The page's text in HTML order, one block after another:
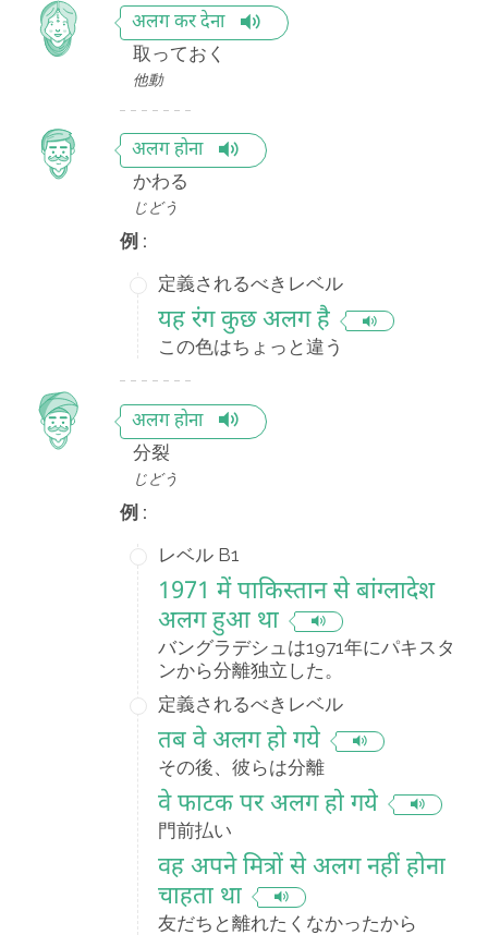
अलग कर देना
取っておく
他動
अलग होना
かわる
じどう
例 :
定義されるべきレベル
यह रंग कुछ अलग है
この色はちょっと違う
अलग होना
分裂
じどう
例 :
レベル B1
1971 में पाकिस्तान से बांग्लादेश
अलग हुआ था
バングラデシュは1971年にパキスタ
ンから分離独立した。
定義されるべきレベル
तब वे अलग हो गये
その後、彼らは分離
वे फाटक पर अलग हो गये
門前払い
वह अपने मित्रों से अलग नहीं होना
चाहता था
友だちと離れたくなかったから